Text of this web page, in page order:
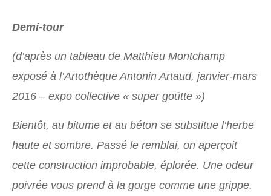
Demi-tour
(d’après un tableau de Matthieu Montchamp
exposé à l’Artothèque Antonin Artaud, janvier-mars
2016 – expo collective « super goütte »)
Bientôt, au bitume et au béton se substitue l’herbe
haute et sombre. Passé le remblai, on aperçoit
cette construction improbable, éplorée. Une odeur
poivrée vous prend à la gorge comme une grippe.